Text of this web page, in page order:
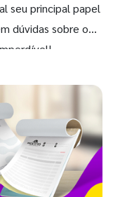
seu principal papel
dúvidas sobre o